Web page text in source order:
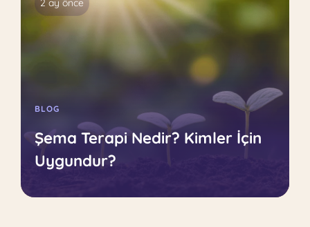
2 ay önce
BLOG
Şema Terapi Nedir? Kimler İçin
Uygundur?